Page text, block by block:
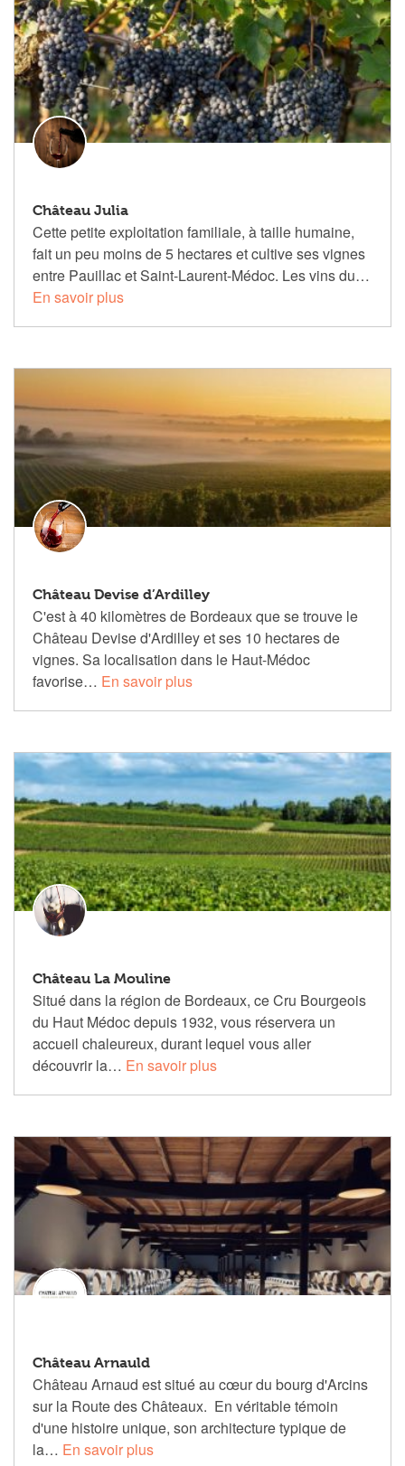
Château Julia
Cette petite exploitation familiale, à taille humaine,
fait un peu moins de 5 hectares et cultive ses vignes
entre Pauillac et Saint-Laurent-Médoc. Les vins du…
En savoir plus
Château Devise d’Ardilley
C'est à 40 kilomètres de Bordeaux que se trouve le
Château Devise d'Ardilley et ses 10 hectares de
vignes. Sa localisation dans le Haut-Médoc
favorise… En savoir plus
Château La Mouline
Situé dans la région de Bordeaux, ce Cru Bourgeois
du Haut Médoc depuis 1932, vous réservera un
accueil chaleureux, durant lequel vous aller
découvrir la… En savoir plus
Château Arnauld
Château Arnaud est situé au cœur du bourg d'Arcins
sur la Route des Châteaux. En véritable témoin
d'une histoire unique, son architecture typique de
la… En savoir plus